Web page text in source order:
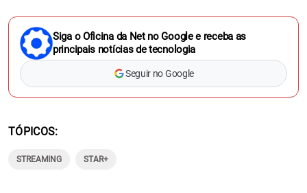
Siga o Oficina da Net no Google e receba as
principais notícias de tecnologia
Seguir no Google
TÓPICOS
STREAMING STAR+